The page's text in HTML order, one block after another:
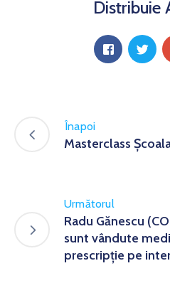
Distribuie
Înapoi
Masterclass
Următorul
Radu Gănescu
sunt vândute
prescripţie pe